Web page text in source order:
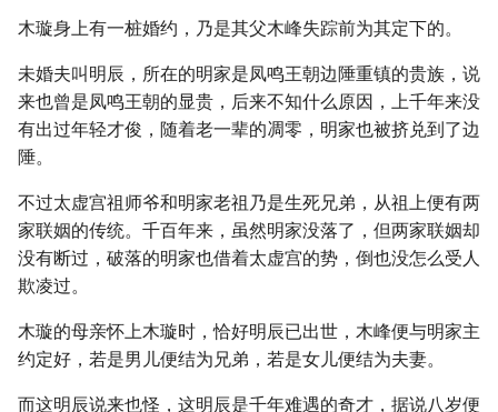
木璇身上有一桩婚约，乃是其父木峰失踪前为其定下的。
未婚夫叫明辰，所在的明家是凤鸣王朝边陲重镇的贵族，说
来也曾是凤鸣王朝的显贵，后来不知什么原因，上千年来没
有出过年轻才俊，随着老一辈的凋零，明家也被挤兑到了边
陲。
不过太虚宫祖师爷和明家老祖乃是生死兄弟，从祖上便有两
家联姻的传统。千百年来，虽然明家没落了，但两家联姻却
没有断过，破落的明家也借着太虚宫的势，倒也没怎么受人
欺凌过。
木璇的母亲怀上木璇时，恰好明辰已出世，木峰便与明家主
约定好，若是男儿便结为兄弟，若是女儿便结为夫妻。
而这明辰说来也怪，这明辰是千年难遇的奇才，据说八岁便